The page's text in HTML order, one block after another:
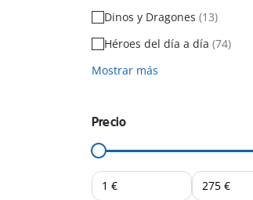
Dinos y Dragones (13)
Héroes del día a día (74)
Mostrar más
Precio